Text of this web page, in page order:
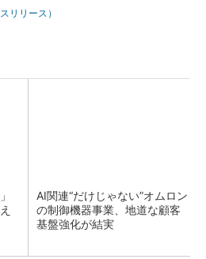
リリース）
AI関連“だけじゃない”オムロン
の制御機器事業、地道な顧客
基盤強化が結実